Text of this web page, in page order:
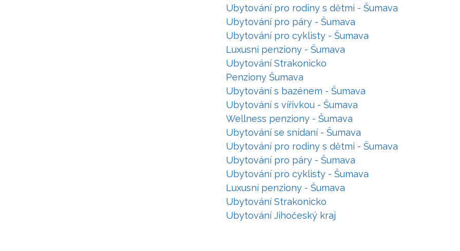
Ubytování pro rodiny s dětmi - Šumava
Ubytování pro páry - Šumava
Ubytování pro cyklisty - Šumava
Luxusní penziony - Šumava
Ubytování Strakonicko
Penziony Šumava
Ubytování s bazénem - Šumava
Ubytování s vířivkou - Šumava
Wellness penziony - Šumava
Ubytování se snídaní - Šumava
Ubytování pro rodiny s dětmi - Šumava
Ubytování pro páry - Šumava
Ubytování pro cyklisty - Šumava
Luxusní penziony - Šumava
Ubytování Strakonicko
Ubytování Jihočeský kraj